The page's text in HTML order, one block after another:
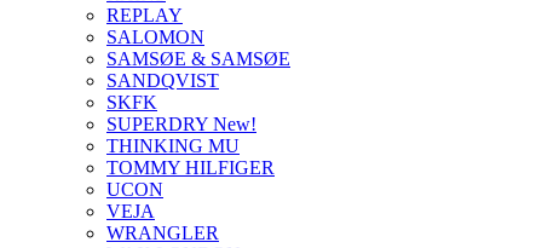
REPLAY
SALOMON
SAMSØE & SAMSØE
SANDQVIST
SKFK
SUPERDRY New!
THINKING MU
TOMMY HILFIGER
UCON
VEJA
WRANGLER